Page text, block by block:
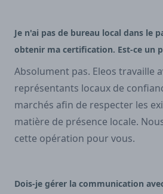
Je n'ai pas de bureau local dans le
obtenir ma certification. Est-ce un
Absolument pas. Eleos travaille
représentants locaux de
marchés afin de respecter les
matière de présence locale.
cette opération pour vous.
Dois-je gérer la communication